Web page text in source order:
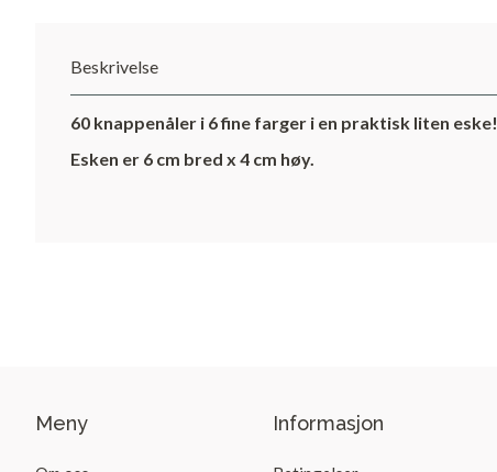
Beskrivelse
60 knappenåler i 6 fine farger i en praktisk liten eske!
Esken er 6 cm bred x 4 cm høy.
Meny Informasjon